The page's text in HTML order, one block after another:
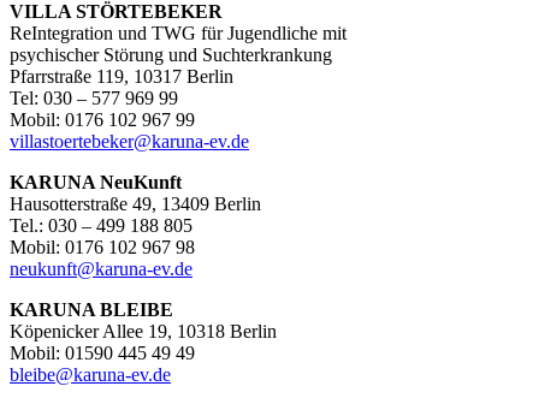
VILLA STÖRTEBEKER
ReIntegration und TWG für Jugendliche mit
psychischer Störung und Suchterkrankung
Pfarrstraße 119, 10317 Berlin
Tel: 030 – 577 969 99
Mobil: 0176 102 967 99
villastoertebeker@karuna-ev.de
KARUNA NeuKunft
Hausotterstraße 49, 13409 Berlin
Tel.: 030 – 499 188 805
Mobil: 0176 102 967 98
neukunft@karuna-ev.de
KARUNA BLEIBE
Köpenicker Allee 19, 10318 Berlin
Mobil: 01590 445 49 49
bleibe@karuna-ev.de